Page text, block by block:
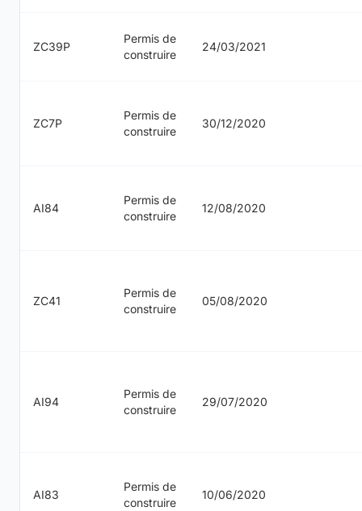
ZC39P
Permis de
construire
24/03/2021
ZC7P
Permis de
construire
30/12/2020
AI84
Permis de
construire
12/08/2020
ZC41
Permis de
construire
05/08/2020
AI94
Permis de
construire
29/07/2020
AI83
Permis de
construire
10/06/2020